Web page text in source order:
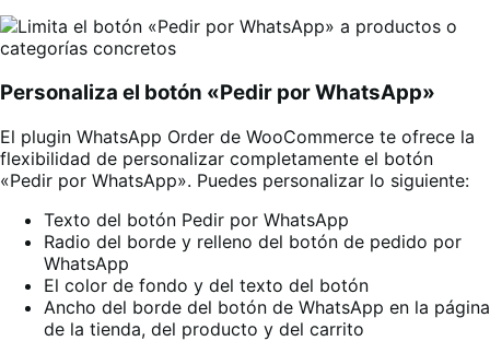
Personaliza el botón «Pedir por WhatsApp»
El plugin WhatsApp Order de WooCommerce te ofrece la
flexibilidad de personalizar completamente el botón
«Pedir por WhatsApp». Puedes personalizar lo siguiente:
Texto del botón Pedir por WhatsApp
Radio del borde y relleno del botón de pedido por
WhatsApp
El color de fondo y del texto del botón
Ancho del borde del botón de WhatsApp en la página
de la tienda, del producto y del carrito